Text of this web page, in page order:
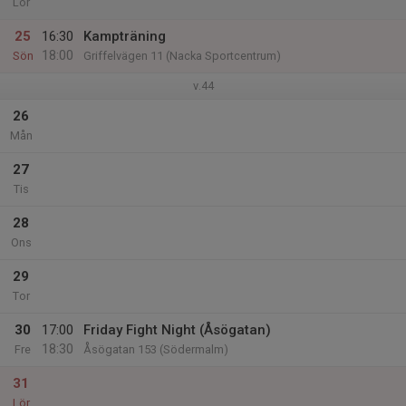
25
Sön
16:30
18:00
Kampträning
Griffelvägen 11 (Nacka Sportcentrum)
v.44
26
Mån
27
Tis
28
Ons
29
Tor
30
Fre
17:00
18:30
Friday Fight Night (Åsögatan)
Åsögatan 153 (Södermalm)
31
Lör